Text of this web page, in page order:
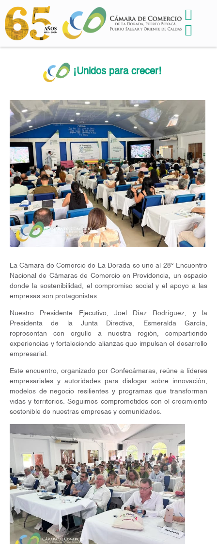
¡Unidos para crecer!
La Cámara de Comercio de La Dorada se une al 28° Encuentro
Nacional de Cámaras de Comercio en Providencia, un espacio
donde la sostenibilidad, el compromiso social y el apoyo a las
empresas son protagonistas.
Nuestro Presidente Ejecutivo, Joel Díaz Rodríguez, y la
Presidenta de la Junta Directiva, Esmeralda García,
representan con orgullo a nuestra región, compartiendo
experiencias y fortaleciendo alianzas que impulsan el desarrollo
empresarial.
Este encuentro, organizado por Confecámaras, reúne a líderes
empresariales y autoridades para dialogar sobre innovación,
modelos de negocio resilientes y programas que transforman
vidas y territorios. Seguimos comprometidos con el crecimiento
sostenible de nuestras empresas y comunidades.